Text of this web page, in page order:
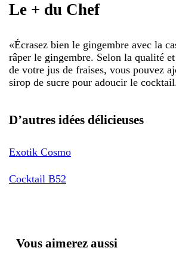
Le + du Chef
«Écrasez bien le gingembre avec la
râper le gingembre. Selon la qualité
de votre jus de fraises, vous pouvez
sirop de sucre pour adoucir le
D’autres idées délicieuses
Exotik Cosmo
Cocktail B52
Vous aimerez aussi